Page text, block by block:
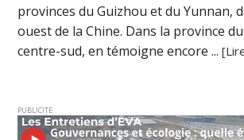
provinces du Guizhou et du Yunnan,
ouest de la Chine. Dans la province
centre-sud, en témoigne encore ...
PUBLICITE